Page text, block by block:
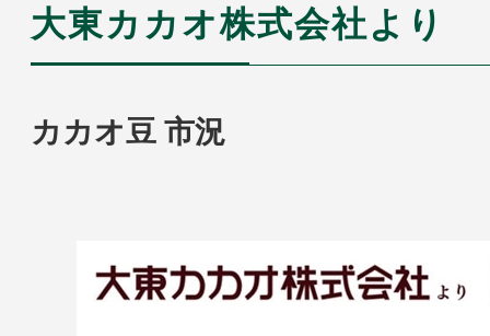
大東カカオ株式会社より
カカオ豆 市況